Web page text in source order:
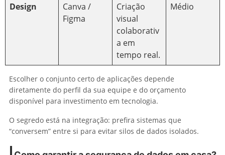
Design
Canva /
Figma
Criação
visual
colaborativ
a em
tempo real.
Médio
Escolher o conjunto certo de aplicações depende
diretamente do perfil da sua equipe e do orçamento
disponível para investimento em tecnologia.
O segredo está na integração: prefira sistemas que
“conversem” entre si para evitar silos de dados isolados.